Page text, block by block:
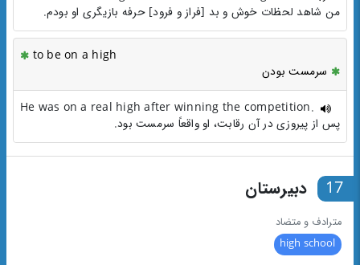
من شاهد لحظات خوش و بد [فراز و فرود] حرفه بازیگری او بودم.
to be on a high
سرمست بودن
He was on a real high after winning the competition.
پس از پیروزی در آن رقابت، او واقعاً سرمست بود.
17 دبیرستان
مترادف و متضاد
high school